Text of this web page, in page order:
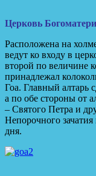
Церковь
Расположена на
ведут ко входу в
второй по величине
принадлежал
Гоа. Главный алтарь
а по обе стороны от
– Святого Петра и
Непорочного зачатия
дня.